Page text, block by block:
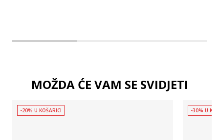
MOŽDA ĆE VAM SE SVIDJETI
-20% U KOŠARICI -30% U